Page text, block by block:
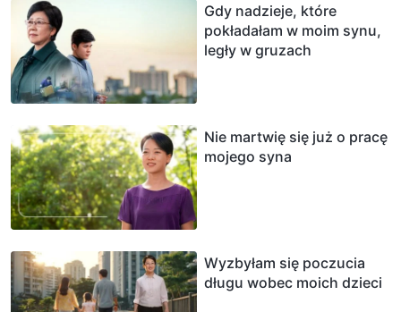
Gdy nadzieje, które
pokładałam w moim synu,
legły w gruzach
Nie martwię się już o pracę
mojego syna
Wyzbyłam się poczucia
długu wobec moich dzieci